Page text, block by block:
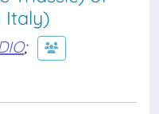
Italy)
;